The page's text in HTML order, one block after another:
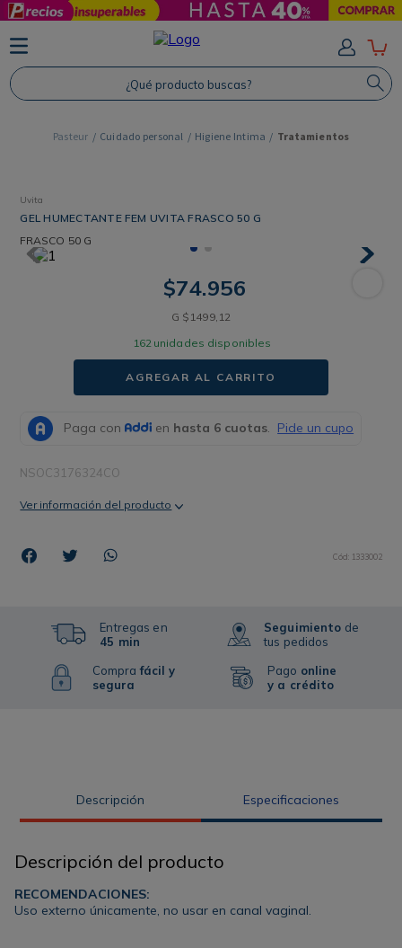
¿Qué producto buscas?
Cuidado personal Higiene Intima Tratamientos
Uvita
GEL HUMECTANTE FEM UVITA FRASCO 50 G
FRASCO 50 G
$74.956
G $ 1499, 12
162 unidades disponibles
AGREGAR AL CARRITO
NSOC3176324CO
Ver información del producto
Cód: 1333002
Entregas en
45 min
Comprafácil y
segura
Seguimiento de
tus pedidos
Pago online
y a crédito
Descripción Especificaciones
Descripción del producto
RECOMENDACIONES:
Uso externo únicamente, no usar en canal vaginal.
TÉRMINOS MÁS BUSCADOS
1. Protector Solar
2. Shampoo
Proteina